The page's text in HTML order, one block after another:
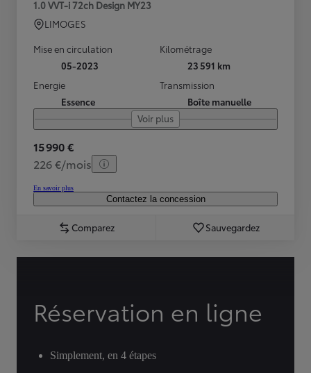
1.0 VVT-i 72ch Design MY23
LIMOGES
Mise en circulation
05-2023
Kilométrage
23 591 km
Energie
Essence
Transmission
Boîte manuelle
Voir plus
15 990 €
226 €/mois
En savoir plus
Contactez la concession
Comparez Sauvegardez
Réservation en ligne
Simplement, en 4 étapes